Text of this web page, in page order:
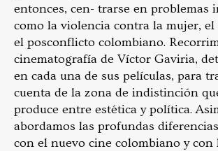
entonces, cen- trarse en problemas
como la violencia contra la mujer,
el posconflicto colombiano.
cinematografía de Víctor Gaviria,
en cada una de sus películas, para
cuenta de la zona de indistinción
produce entre estética y política.
abordamos las profundas
con el nuevo cine colombiano y con